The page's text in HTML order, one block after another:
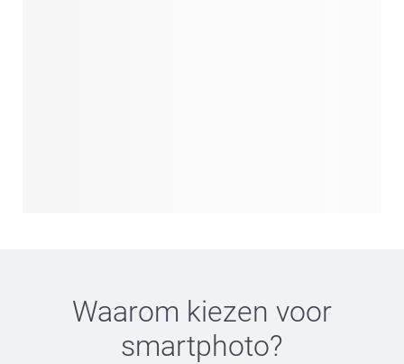
Waarom kiezen voor
smartphoto?